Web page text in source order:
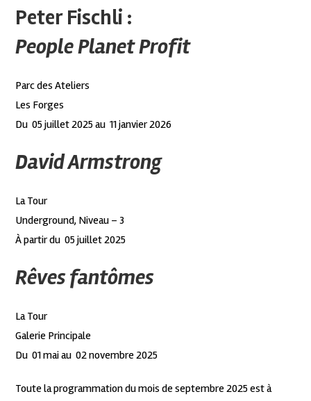
Peter Fischli :
People Planet Profit
Parc des Ateliers
Les Forges
Du 05 juillet 2025 au 11 janvier 2026
David Armstrong
La Tour
Underground, Niveau – 3
À partir du 05 juillet 2025
Rêves fantômes
La Tour
Galerie Principale
Du 01 mai au 02 novembre 2025
Toute la programmation du mois de septembre 2025 est à